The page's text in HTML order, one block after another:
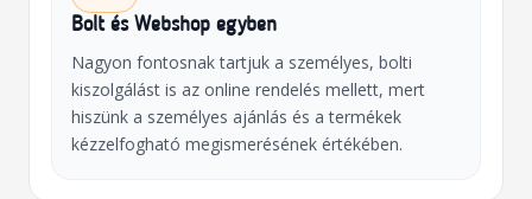
Bolt és Webshop egyben
Nagyon fontosnak tartjuk a személyes, bolti
kiszolgálást is az online rendelés mellett, mert
hiszünk a személyes ajánlás és a termékek
kézzelfogható megismerésének értékében.